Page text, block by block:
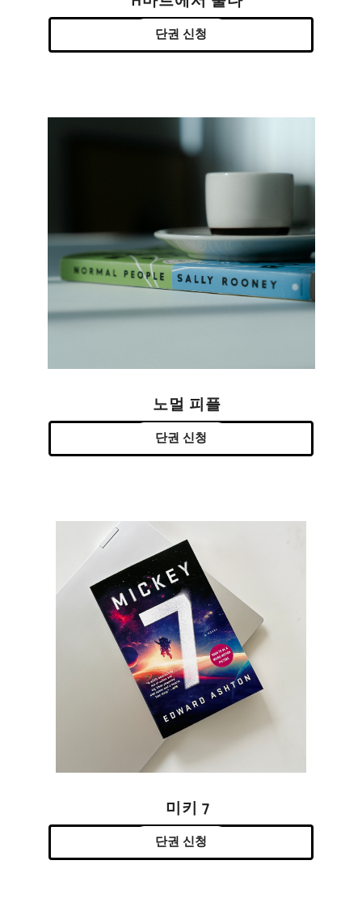
단권 신청
노멀 피플
단권 신청
미키 7
단권 신청